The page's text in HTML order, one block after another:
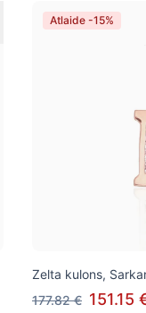
Atlaide -15%
Zelta kulons,
177.82 € 151.15